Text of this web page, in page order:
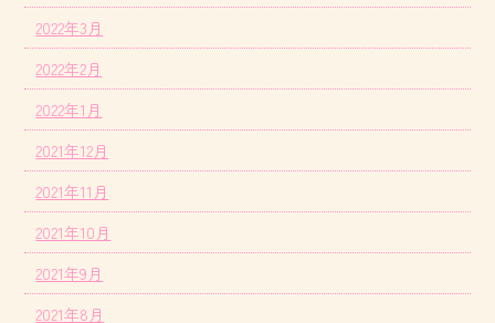
2022年3月
2022年2月
2022年1月
2021年12月
2021年11月
2021年10月
2021年9月
2021年8月